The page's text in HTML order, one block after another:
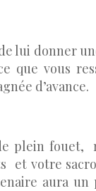
lui donner
que vous
d’avance.
plein fouet,
et votre
aura un